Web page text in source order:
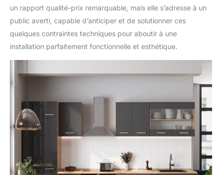
un rapport qualité-prix remarquable, mais elle s’adresse à un
public averti, capable d’anticiper et de solutionner ces
quelques contraintes techniques pour aboutir à une
installation parfaitement fonctionnelle et esthétique.